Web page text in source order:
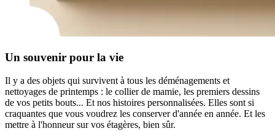
Un souvenir pour la vie
Il y a des objets qui survivent à tous les déménagements et
nettoyages de printemps : le collier de mamie, les premiers dessins
de vos petits bouts... Et nos histoires personnalisées. Elles sont si
craquantes que vous voudrez les conserver d'année en année. Et les
mettre à l'honneur sur vos étagères, bien sûr.